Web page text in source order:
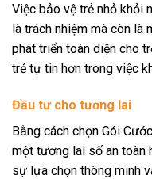
Việc bảo vệ trẻ nhỏ khỏi
là trách nhiệm mà còn là
phát triển toàn diện cho
trẻ tự tin hơn trong việc
Đầu tư cho tương lai
Bằng cách chọn Gói
một tương lai số an toàn
sự lựa chọn thông minh